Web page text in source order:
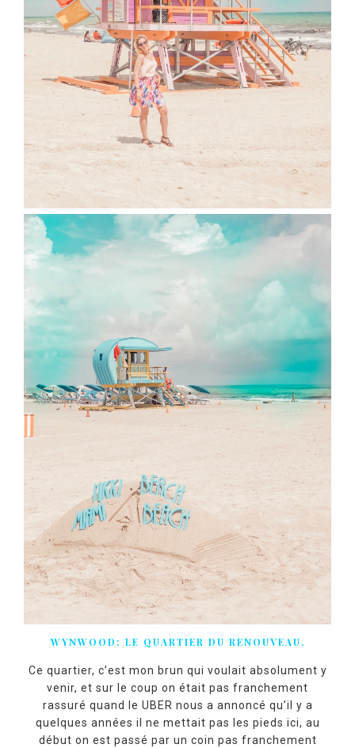
WYNWOOD: LE QUARTIER DU RENOUVEAU.
Ce quartier, c’est mon brun qui voulait absolument y
venir, et sur le coup on était pas franchement
rassuré quand le UBER nous a annoncé qu’il y a
quelques années il ne mettait pas les pieds ici, au
début on est passé par un coin pas franchement